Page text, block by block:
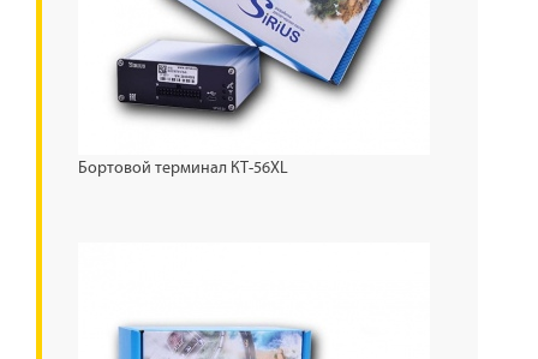
Бортовой терминал КТ-56XL